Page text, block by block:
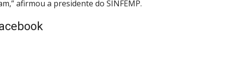
afirmou a presidente do SINFEMP.